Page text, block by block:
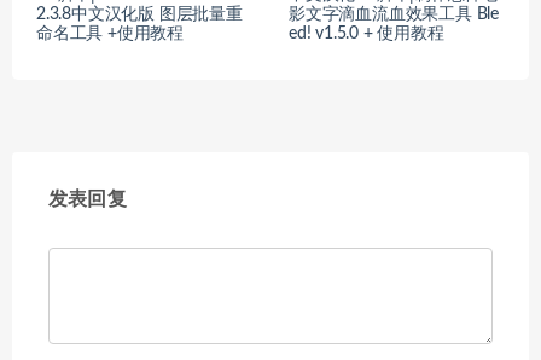
2.3.8中文汉化版 图层批量重
命名工具 +使用教程
影文字滴血流血效果工具 Ble
ed! v1.5.0 + 使用教程
发表回复